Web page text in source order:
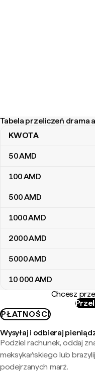
Tabela przeliczeń drama
Tabela przeliczeń drama
KWOTA
50AMD
100AMD
500AMD
1000AMD
2000AMD
5000AMD
10 000AMD
Chcesz
PŁATNOŚCI
Wysyłaj i odbieraj
Podziel rachunek, oddaj
meksykańskiego lub
podejrzanych marż.